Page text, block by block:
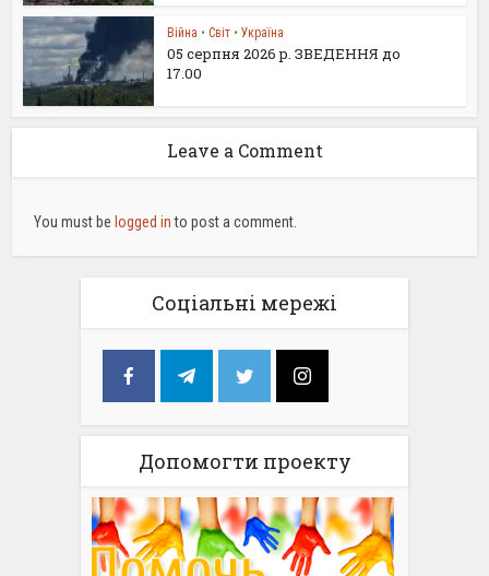
Війна • Світ • Україна
05 серпня 2026 р. ЗВЕДЕННЯ до
17.00
Leave a Comment
You must be logged into post a comment.
Соціальні мережі
Допомогти проекту